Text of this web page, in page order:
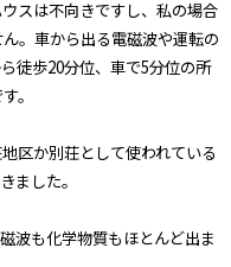
スは不向きですし、私の場合
。車から出る電磁波や運転の
徒歩20分位、車で5分位の所
。
区か別荘として使われている
ました。
波も化学物質もほとんど出ま